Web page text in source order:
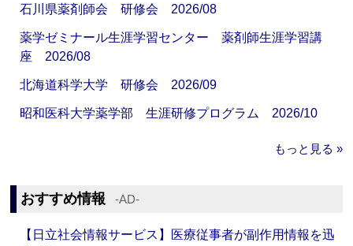
石川県薬剤師会 研修会 2026/08
薬学ゼミナール生涯学習センター 薬剤師生涯学習講
座 2026/08
北海道科学大学 研修会 2026/09
昭和医科大学薬学部 生涯研修プログラム 2026/10
もっと見る »
おすすめ情報 ‐AD‐
【日立社会情報サービス】医療従事者が副作用情報を迅